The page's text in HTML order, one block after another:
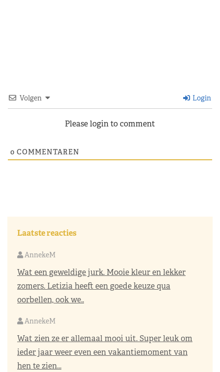
Volgen Login
Please login to comment
0 COMMENTAREN
Laatste reacties
AnnekeM
Wat een geweldige jurk. Mooie kleur en lekker
zomers. Letizia heeft een goede keuze qua
oorbellen, ook we..
AnnekeM
Wat zien ze er allemaal mooi uit. Super leuk om
ieder jaar weer even een vakantiemoment van
hen te zien...